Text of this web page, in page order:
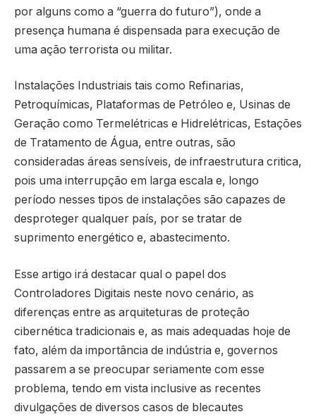
por alguns como a “guerra do futuro”), onde a
presença humana é dispensada para execução de
uma ação terrorista ou militar.
Instalações Industriais tais como Refinarias,
Petroquímicas, Plataformas de Petróleo e, Usinas de
Geração como Termelétricas e Hidrelétricas, Estações
de Tratamento de Água, entre outras, são
consideradas áreas sensíveis, de infraestrutura critica,
pois uma interrupção em larga escala e, longo
período nesses tipos de instalações são capazes de
desproteger qualquer país, por se tratar de
suprimento energético e, abastecimento.
Esse artigo irá destacar qual o papel dos
Controladores Digitais neste novo cenário, as
diferenças entre as arquiteturas de proteção
cibernética tradicionais e, as mais adequadas hoje de
fato, além da importância de indústria e, governos
passarem a se preocupar seriamente com esse
problema, tendo em vista inclusive as recentes
divulgações de diversos casos de blecautes